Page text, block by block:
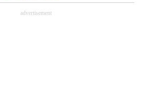
advertisement